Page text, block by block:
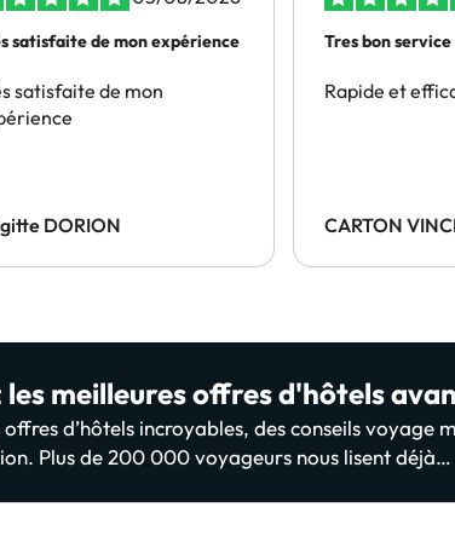
satisfaite de mon expérience
satisfaite de mon
DORION
Tres bon service
Rapide et
CARTON
les meilleures offres d'hôtels
d’hôtels incroyables, des conseils voyage
Plus de 200 000 voyageurs nous lisent déjà…